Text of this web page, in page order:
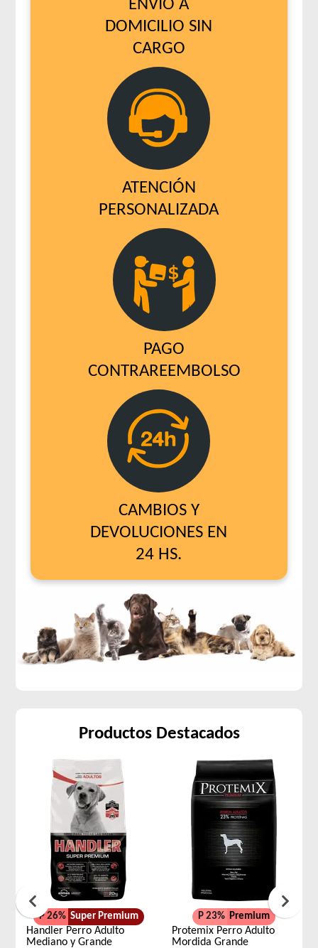
ENVÍO A
DOMICILIO SIN
CARGO
ATENCIÓN
PERSONALIZADA
PAGO
CONTRAREEMBOLSO
CAMBIOS Y
DEVOLUCIONES EN
24 HS.
Productos Destacados
P 26% Super Premium
Handler Perro Adulto
Mediano y Grande
P 23% Premium
Protemix Perro Adulto
Mordida Grande